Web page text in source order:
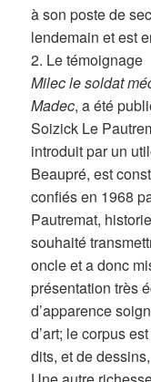
à son poste de
lendemain et est
2. Le témoignage
Milec le soldat
Madec, a été
Soizick Le
introduit par un
Beaupré, est
confiés en 1968
Pautremat,
souhaité
oncle et a donc
présentation très
d’apparence
d’art; le corpus
dits, et de